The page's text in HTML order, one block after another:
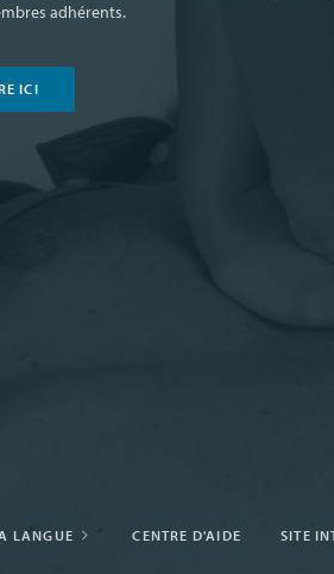
adhérents.
ICI
LANGUE CENTRE D'AIDE SITE